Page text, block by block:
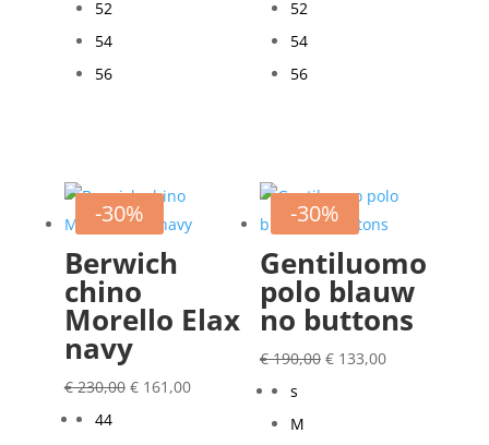
52
54
56
52
54
56
-30%
Berwich
chino
Morello Elax
navy
€230,00 Oorspronkelijke
€161,00Huidige
44
-30%
Gentiluomo
polo blauw
no buttons
€190,00 Oorspronkelijke
€133,00Huidige
s
M